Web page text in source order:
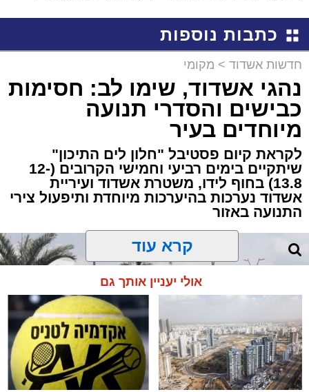
כתבות נוספות
חדשות אשדוד > מקומי
נהגי אשדוד, שימו לב: חסימות
כבישים והסדרי תנועה
מיוחדים בעיר
לקראת קיום פסטיבל "חלון לים התיכון"
שיתקיים בימים רביעי וחמישי הקרובים (12-
13.8) בחוף לידו, משטרת אשדוד ועיריית
אשדוד נערכות בהיערכות מיוחדת ותיפעול צירי
התנועה באזור
קרא עוד
אולי יעניין אותך גם